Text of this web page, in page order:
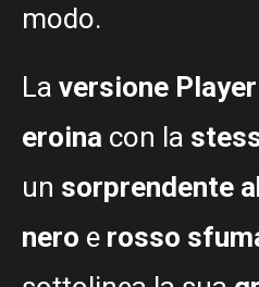
modo.
La versione
eroina con la
un sorprendente
nero e rosso